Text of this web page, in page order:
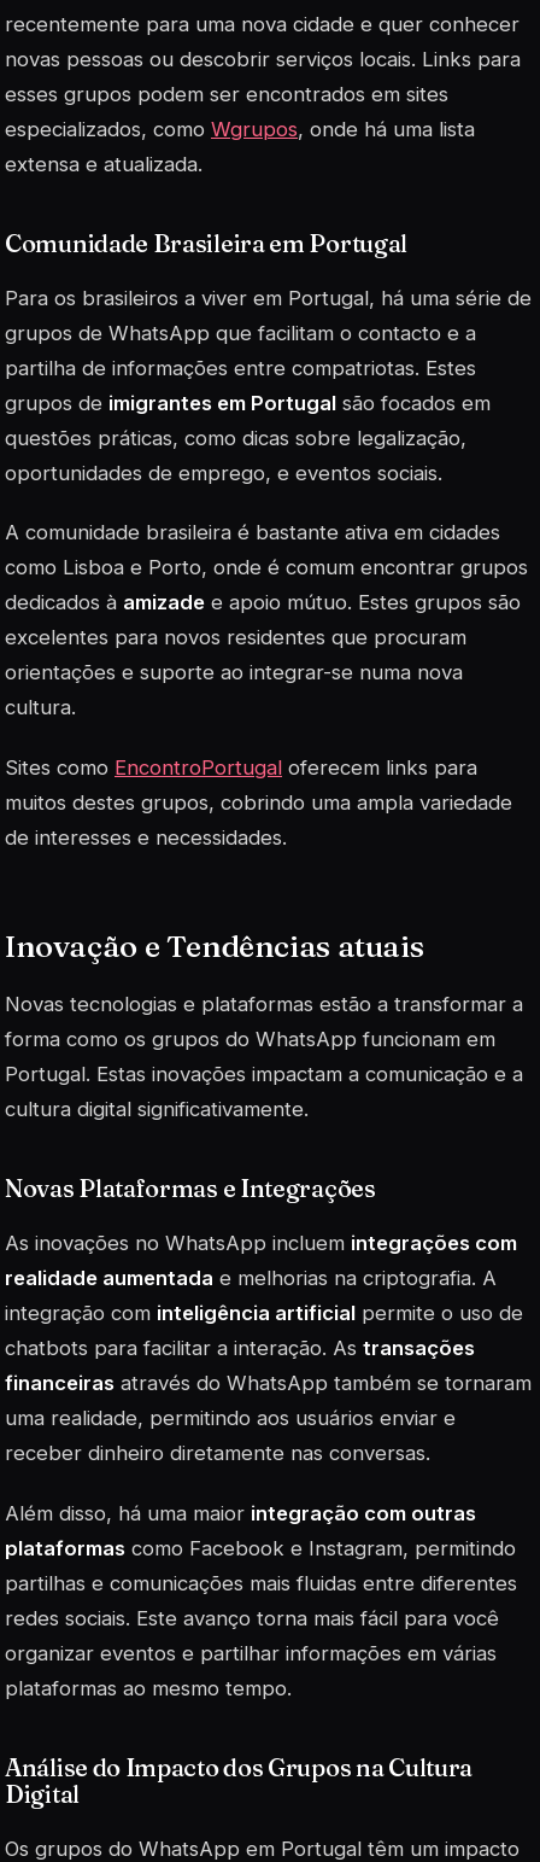
recentemente para uma nova cidade e quer conhecer
novas pessoas ou descobrir serviços locais. Links para
esses grupos podem ser encontrados em sites
especializados, como Wgrupos, onde há uma lista
extensa e atualizada.
Comunidade Brasileira em Portugal
Para os brasileiros a viver em Portugal, há uma série de
grupos de WhatsApp que facilitam o contacto e a
partilha de informações entre compatriotas. Estes
grupos de imigrantes em Portugal são focados em
questões práticas, como dicas sobre legalização,
oportunidades de emprego, e eventos sociais.
A comunidade brasileira é bastante ativa em cidades
como Lisboa e Porto, onde é comum encontrar grupos
dedicados à amizade e apoio mútuo. Estes grupos são
excelentes para novos residentes que procuram
orientações e suporte ao integrar-se numa nova
cultura.
Sites como EncontroPortugal oferecem links para
muitos destes grupos, cobrindo uma ampla variedade
de interesses e necessidades.
Inovação e Tendências atuais
Novas tecnologias e plataformas estão a transformar a
forma como os grupos do WhatsApp funcionam em
Portugal. Estas inovações impactam a comunicação e a
cultura digital significativamente.
Novas Plataformas e Integrações
As inovações no WhatsApp incluem integrações com
realidade aumentada e melhorias na criptografia. A
integração com inteligência artificial permite o uso de
chatbots para facilitar a interação. As transações
financeiras através do WhatsApp também se tornaram
uma realidade, permitindo aos usuários enviar e
receber dinheiro diretamente nas conversas.
Além disso, há uma maior integração com outras
plataformas como Facebook e Instagram, permitindo
partilhas e comunicações mais fluidas entre diferentes
redes sociais. Este avanço torna mais fácil para você
organizar eventos e partilhar informações em várias
plataformas ao mesmo tempo.
Análise do Impacto dos Grupos na Cultura
Digital
Os grupos do WhatsApp em Portugal têm um impacto